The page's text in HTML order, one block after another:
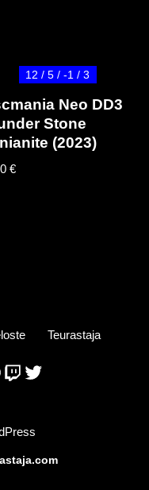
12 / 5 / -1 / 3
Neo DD3
Stone
(2023)
€
Teurastaja